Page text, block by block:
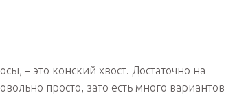
– это конский хвост. Достаточно на
просто, зато есть много вариантов